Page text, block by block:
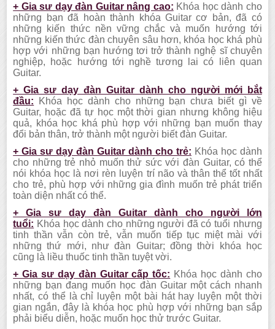
+ Gia sư dạy đàn Guitar nâng cao: Khóa học dành cho
những bạn đã hoàn thành khóa Guitar cơ bản, đã có
những kiến thức nền vững chắc và muốn hướng tới
những kiến thức đàn chuyên sâu hơn, khóa học khá phù
hợp với những bạn hướng tơi trở thành nghệ sĩ chuyên
nghiệp, hoặc hướng tới nghề tương lai có liên quan
Guitar.
+ Gia sư dạy đàn Guitar dành cho người mới bắt
đầu: Khóa học dành cho những bạn chưa biết gì về
Guitar, hoặc đã tự học một thời gian nhưng không hiệu
quả, khóa học khá phù hợp với những bạn muốn thay
đổi bản thân, trở thành một người biết đàn Guitar.
+ Gia sư dạy đàn Guitar dành cho trẻ: Khóa học dành
cho những trẻ nhỏ muốn thử sức với đàn Guitar, có thể
nói khóa học là nơi rèn luyện trí não và thân thể tốt nhất
cho trẻ, phù hợp với những gia đình muốn trẻ phát triển
toàn diện nhất có thể.
+ Gia sư dạy đàn Guitar dành cho người lớn
tuổi: Khóa học dành cho những người đã có tuổi nhưng
tinh thần vẫn còn trẻ, vẫn muốn tiếp tục miệt mài với
những thứ mới, như đàn Guitar; đồng thời khóa học
cũng là liều thuốc tinh thần tuyệt vời.
+ Gia sư dạy đàn Guitar cấp tốc: Khóa học dành cho
những bạn đang muốn học đàn Guitar một cách nhanh
nhất, có thể là chỉ luyện một bài hát hay luyện một thời
gian ngắn, đây là khóa học phù hợp với những bạn sắp
phải biểu diễn, hoặc muốn học thử trước Guitar.